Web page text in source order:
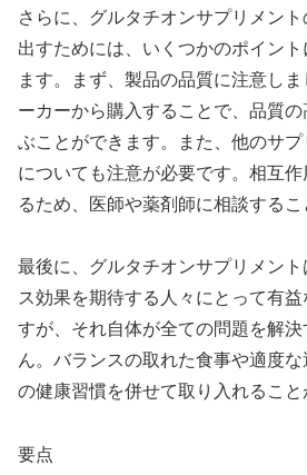
さらに、グルタチオンサプリメン
出すためには、いくつかのポイン
ます。まず、製品の品質に注意し
ーカーから購入することで、品質
ぶことができます。また、他のサ
についても注意が必要です。相互
るため、医師や薬剤師に相談するこ
最後に、グルタチオンサプリメン
ス効果を期待する人々にとって有
すが、それ自体が全ての問題を解
ん。バランスの取れた食事や適度
の健康習慣を併せて取り入れること
要点